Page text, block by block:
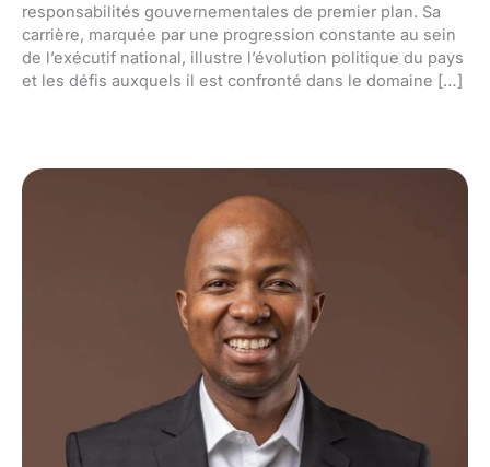
responsabilités gouvernementales de premier plan. Sa
carrière, marquée par une progression constante au sein
de l’exécutif national, illustre l’évolution politique du pays
et les défis auxquels il est confronté dans le domaine […]